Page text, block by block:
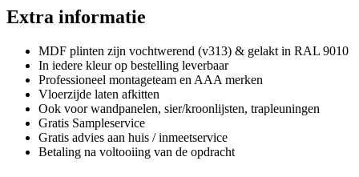
Extra informatie
MDF plinten zijn vochtwerend (v313) & gelakt in RAL 9010
In iedere kleur op bestelling leverbaar
Professioneel montageteam en AAA merken
Vloerzijde laten afkitten
Ook voor wandpanelen, sier/kroonlijsten, trapleuningen
Gratis Sampleservice
Gratis advies aan huis / inmeetservice
Betaling na voltooiing van de opdracht